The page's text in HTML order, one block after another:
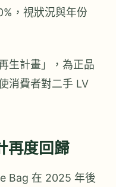
，視狀況與年份
生計畫」，為正品
消費者對二手 LV
再度回歸
Bag 在 2025 年後